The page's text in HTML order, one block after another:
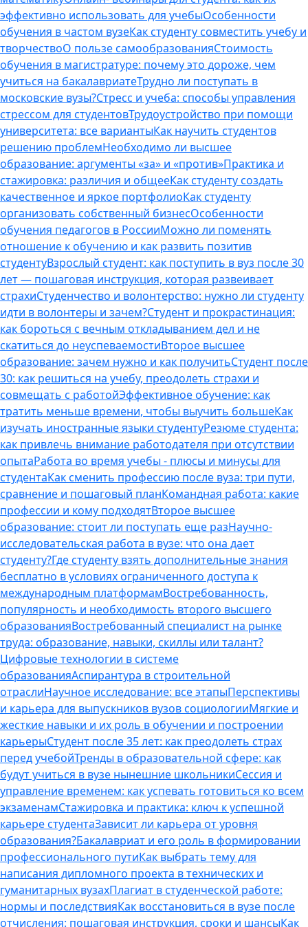
эффективно использовать для учебыОсобенности
обучения в частом вузеКак студенту совместить учебу и
творчествоО пользе самообразованияСтоимость
обучения в магистратуре: почему это дороже, чем
учиться на бакалавриатеТрудно ли поступать в
московские вузы?Стресс и учеба: способы управления
стрессом для студентовТрудоустройство при помощи
университета: все вариантыКак научить студентов
решению проблемНеобходимо ли высшее
образование: аргументы «за» и «против»Практика и
стажировка: различия и общееКак студенту создать
качественное и яркое портфолиоКак студенту
организовать собственный бизнесОсобенности
обучения педагогов в РоссииМожно ли поменять
отношение к обучению и как развить позитив
студентуВзрослый студент: как поступить в вуз после 30
лет — пошаговая инструкция, которая развеивает
страхиСтуденчество и волонтерство: нужно ли cтуденту
идти в волонтеры и зачем?Студент и прокрастинация:
как бороться с вечным откладыванием дел и не
скатиться до неуспеваемостиВторое высшее
образование: зачем нужно и как получитьСтудент после
30: как решиться на учебу, преодолеть страхи и
совмещать с работойЭффективное обучение: как
тратить меньше времени, чтобы выучить большеКак
изучать иностранные языки студентуРезюме студента:
как привлечь внимание работодателя при отсутствии
опытаРабота во время учебы - плюсы и минусы для
студентаКак сменить профессию после вуза: три пути,
сравнение и пошаговый планКомандная работа: какие
профессии и кому подходятВторое высшее
образование: стоит ли поступать еще разНаучно-
исследовательская работа в вузе: что она дает
студенту?Где студенту взять дополнительные знания
бесплатно в условиях ограниченного доступа к
международным платформамВостребованность,
популярность и необходимость второго высшего
образованияВостребованный специалист на рынке
труда: образование, навыки, скиллы или талант?
Цифровые технологии в системе
образованияАспирантура в строительной
отраслиНаучное исследование: все этапыПерспективы
и карьера для выпускников вузов социологииМягкие и
жесткие навыки и их роль в обучении и построении
карьерыСтудент после 35 лет: как преодолеть страх
перед учебойТренды в образовательной сфере: как
будут учиться в вузе нынешние школьникиСессия и
управление временем: как успевать готовиться ко всем
экзаменамСтажировка и практика: ключ к успешной
карьере студентаЗависит ли карьера от уровня
образования?Бакалавриат и его роль в формировании
профессионального путиКак выбрать тему для
написания дипломного проекта в технических и
гуманитарных вузахПлагиат в студенческой работе:
нормы и последствияКак восстановиться в вузе после
отчисления: пошаговая инструкция, сроки и шансыКак